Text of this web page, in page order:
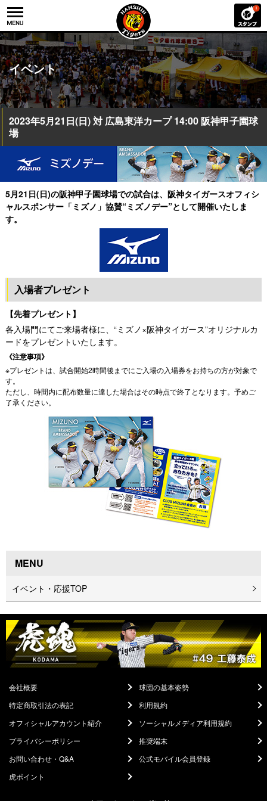
イベント
2023年5月21日(日) 対 広島東洋カープ 14:00 阪神甲子園球
場
5月21日(日)の阪神甲子園球場での試合は、阪神タイガースオフィシ
ャルスポンサー「ミズノ」協賛“ミズノデー”として開催いたしま
す。
入場者プレゼント
【先着プレゼント】
各入場門にてご来場者様に、“ミズノ×阪神タイガース”オリジナルカ
ードをプレゼントいたします。
《注意事項》
※プレゼントは、試合開始2時間後までにご入場の入場券をお持ちの方が対象で
す。
ただし、時間内に配布数量に達した場合はその時点で終了となります。予めご
了承ください。
MENU
イベント・応援TOP
会社概要
球団の基本姿勢
特定商取引法の表記
利用規約
オフィシャルアカウント紹介
ソーシャルメディア利用規約
プライバシーポリシー
推奨端末
お問い合わせ・Q&A
公式モバイル会員登録
虎ポイント